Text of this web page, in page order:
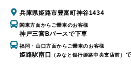
兵庫県姫路市豊富町神谷1434
関東方面からご乗車のお客様
神戸三宮Bバースで下車
福岡・山口方面からご乗車のお客様
姫路駅南口 （みなと銀行姫路中央支店前）